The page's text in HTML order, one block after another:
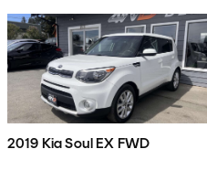
2019 Kia Soul EX FWD